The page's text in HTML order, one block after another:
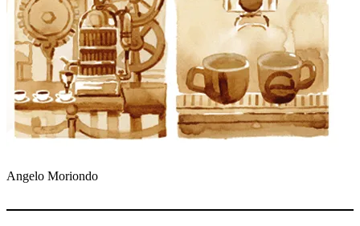
Angelo Moriondo